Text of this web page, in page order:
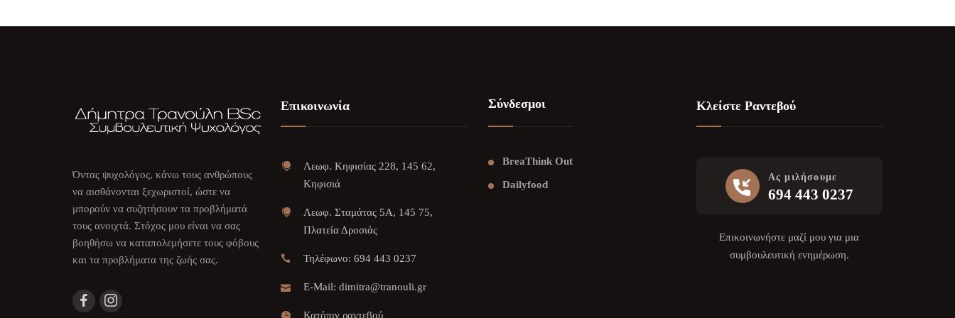
Όντας ψυχολόγος, κάνω τους ανθρώπους
να αισθάνονται ξεχωριστοί, ώστε να
μπορούν να συζητήσουν τα προβλήματά
τους ανοιχτά. Στόχος μου είναι να σας
βοηθήσω να καταπολεμήσετε τους φόβους
και τα προβλήματα της ζωής σας.
Επικοινωνία
Λεωφ. Κηφισίας 228, 145 62,
Κηφισιά
Λεωφ. Σταμάτας 5Α, 145 75,
Πλατεία Δροσιάς
Τηλέφωνο: 694 443 0237
E-Mail: dimitra@tranouli.gr
Κατόπιν ραντεβού
Σύνδεσμοι
BreaThink Out
Dailyfood
Κλείστε Ραντεβού
Ας μιλήσουμε
694 443 0237
Επικοινωνήστε μαζί μου για μια
συμβουλευτική ενημέρωση.